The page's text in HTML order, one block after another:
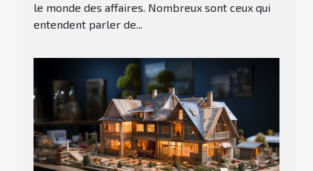
le monde des affaires. Nombreux sont ceux qui
entendent parler de...